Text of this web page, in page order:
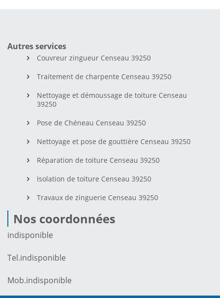
Autres services
Couvreur zingueur Censeau 39250
Traitement de charpente Censeau 39250
Nettoyage et démoussage de toiture Censeau
39250
Pose de Chéneau Censeau 39250
Nettoyage et pose de gouttière Censeau 39250
Réparation de toiture Censeau 39250
Isolation de toiture Censeau 39250
Travaux de zinguerie Censeau 39250
Nos coordonnées
indisponible
Tel.indisponible
Mob.indisponible